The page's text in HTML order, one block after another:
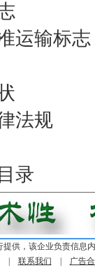
运输标志
法规
录
供，该企业负责信息
联系我们 广告